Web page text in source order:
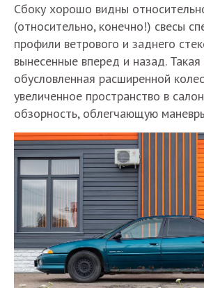
Сбоку хорошо видны
(относительно, конечно!) свесы
профили ветрового и заднего
вынесенные вперед и назад.
обусловленная расширенной
увеличенное пространство в
обзорность, облегчающую